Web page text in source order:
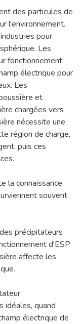
des particules de
l'environnement.
pour
Les
fonctionnement.
électrique pour
Les
et
chargées vers
nécessite une
région de charge,
puis ces
la connaissance
souvent
précipitateurs
d'ESP
affecte les
idéales, quand
électrique de